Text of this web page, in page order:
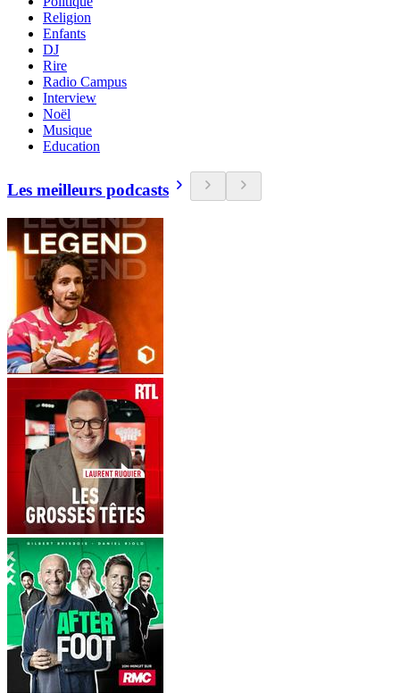
Religion
Enfants
DJ
Rire
Radio Campus
Interview
Noël
Musique
Education
Les meilleurs podcasts